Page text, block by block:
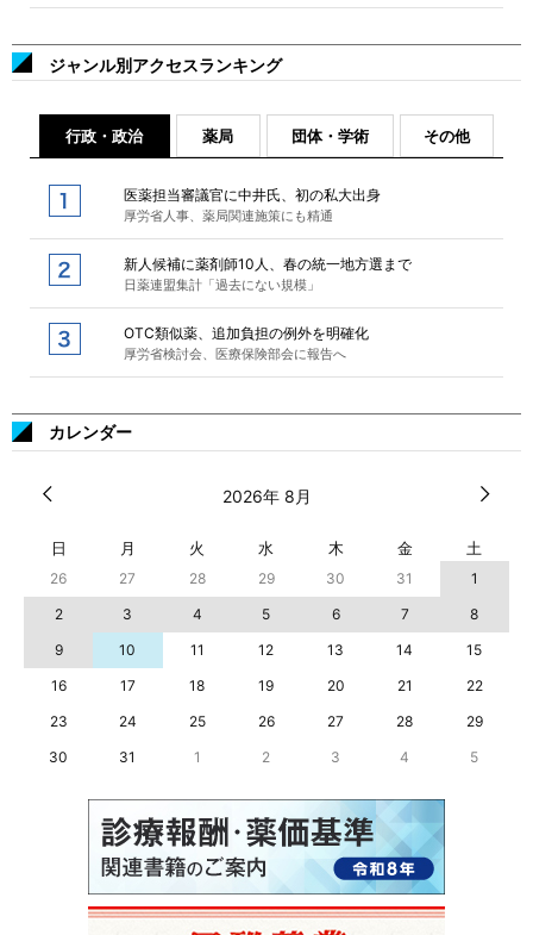
ジャンル別アクセスランキング
行政・政治 薬局 団体・学術 その他
医薬担当審議官に中井氏、初の私大出身
厚労省人事、薬局関連施策にも精通
新人候補に薬剤師10人、春の統一地方選まで
日薬連盟集計「過去にない規模」
OTC類似薬、追加負担の例外を明確化
厚労省検討会、医療保険部会に報告へ
カレンダー
2026年 8月
日 月 火 水 木 金 土
26 27 28 29 30 31
1
2
3 4 5 6 7
8
9
10 11 12 13 14
15
16
17 18 19 20 21
22
23
24 25 26 27 28
29
30
31 1 2 3 4 5